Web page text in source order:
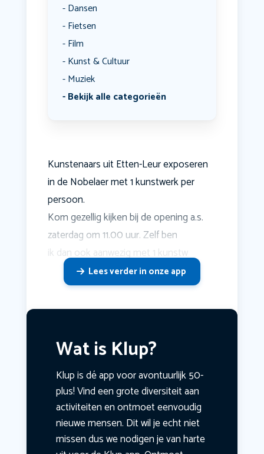
Dansen
Fietsen
Film
Kunst & Cultuur
Muziek
Bekijk alle categorieën
Kunstenaars uit Etten-Leur exposeren
in de Nobelaer met 1 kunstwerk per
persoon.
Kom gezellig kijken bij de opening a.s.
zaterdag om 11.00 uur. Zelf ben
ik dan ook aanwezig met 1 kunstw
Lees verder in onze app
Wat is Klup?
Klup is dé app voor avontuurlijk 50-
plus! Vind een grote diversiteit aan
activiteiten en ontmoet eenvoudig
nieuwe mensen. Dit wil je echt niet
missen dus we nodigen je van harte